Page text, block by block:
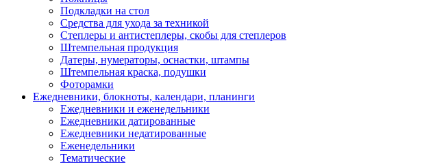
Подкладки на стол
Средства для ухода за техникой
Степлеры и антистеплеры, скобы для степлеров
Штемпельная продукция
Датеры, нумераторы, оснастки, штампы
Штемпельная краска, подушки
Фоторамки
Ежедневники, блокноты, календари, планинги
Ежедневники и еженедельники
Ежедневники датированные
Ежедневники недатированные
Еженедельники
Тематические